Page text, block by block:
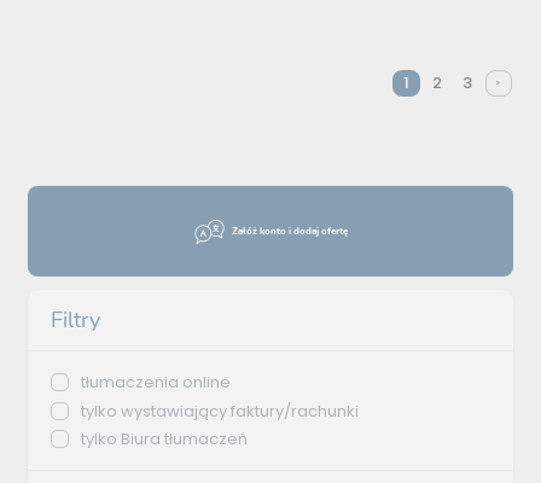
Załóż konto i dodaj ofertę
Filtry
tłumaczenia online
tylko wystawiający faktury/rachunki
tylko Biura tłumaczeń
1 2 3